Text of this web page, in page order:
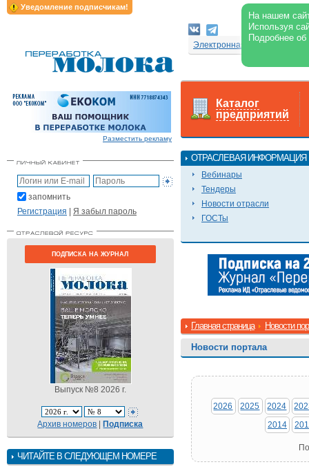
Уведомление подписчикам!
На нашем
Используя
Подробнее
Электронная версия
Разместить рекламу
запомнить
Регистрация | Я забыл пароль
ПОДПИСКА НА ЖУРНАЛ
Выпуск №8 2026 г.
Архив номеров |Подписка
ЧИТАЙТЕ В СЛЕДУЮЩЕМ НОМЕРЕ
Каталог
предприятий
ОТРАСЛЕВАЯ ИНФОРМАЦИЯ
Вебинары
Тендеры
Новости отрасли
ГОСТы
Главная страница Новости
Новости портала
2026 2025 2024
2014